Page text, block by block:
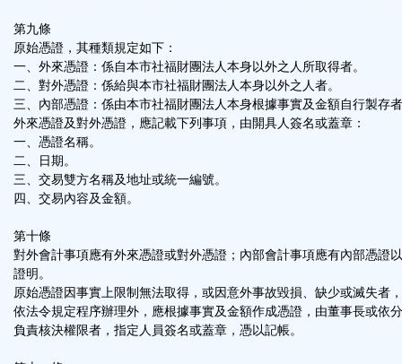
第九條
原始憑證，其種類規定如下：
一、外來憑證：係自本市社福財團法人本身以外之人所取得者。
二、對外憑證：係給與本市社福財團法人本身以外之人者。
三、內部憑證：係由本市社福財團法人本身根據事實及金額自行製存
外來憑證及對外憑證，應記載下列事項，由開具人簽名或蓋章：
一、憑證名稱。
二、日期。
三、交易雙方名稱及地址或統一編號。
四、交易內容及金額。
第十條
對外會計事項應有外來憑證或對外憑證；內部會計事項應有內部憑證
證明。
原始憑證因事實上限制無法取得，或因意外事故毀損、缺少或滅失者
依法令規定程序辦理外，應根據事實及金額作成憑證，由董事長或依
負責核決權限者，指定人員簽名或蓋章，憑以記帳。